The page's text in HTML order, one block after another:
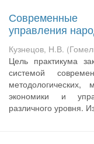
управления
Кузнецов, Н.В. (
Цель практикума
системой
экономики и
различного уровня.